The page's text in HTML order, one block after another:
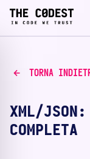
TORNA
XML/
COMPLETA